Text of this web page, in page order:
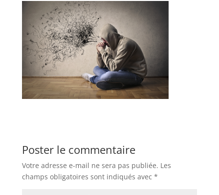
Poster le commentaire
Votre adresse e-mail ne sera pas publiée. Les
champs obligatoires sont indiqués avec *